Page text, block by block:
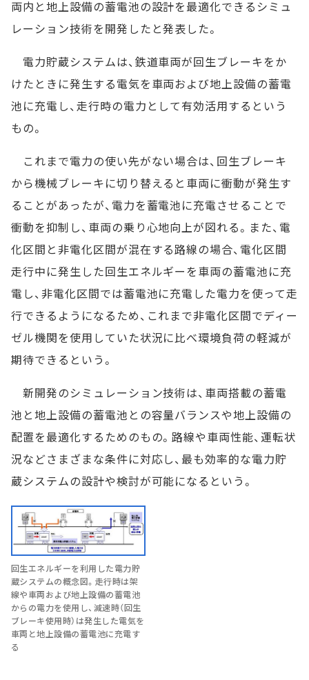
両内と地上設備の蓄電池の設計を最適化できるシミュ
レーション技術を開発したと発表した。
電力貯蔵システムは、鉄道車両が回生ブレーキをか
けたときに発生する電気を車両および地上設備の蓄電
池に充電し、走行時の電力として有効活用するという
もの。
これまで電力の使い先がない場合は、回生ブレーキ
から機械ブレーキに切り替えると車両に衝動が発生す
ることがあったが、電力を蓄電池に充電させることで
衝動を抑制し、車両の乗り心地向上が図れる。また、電
化区間と非電化区間が混在する路線の場合、電化区間
走行中に発生した回生エネルギーを車両の蓄電池に充
電し、非電化区間では蓄電池に充電した電力を使って走
行できるようになるため、これまで非電化区間でディー
ゼル機関を使用していた状況に比べ環境負荷の軽減が
期待できるという。
新開発のシミュレーション技術は、車両搭載の蓄電
池と地上設備の蓄電池との容量バランスや地上設備の
配置を最適化するためのもの。路線や車両性能、運転状
況などさまざまな条件に対応し、最も効率的な電力貯
蔵システムの設計や検討が可能になるという。
回生エネルギーを利用した電力貯
蔵システムの概念図。走行時は架
線や車両および地上設備の蓄電池
からの電力を使用し、減速時（回生
ブレーキ使用時）は発生した電気を
車両と地上設備の蓄電池に充電す
る